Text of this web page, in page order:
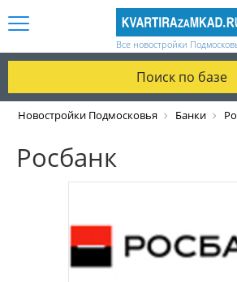
Все новостройки
Поиск по базе
Новостройки Подмосковья Банки
Росбанк